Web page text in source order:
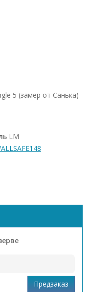
5 (замер от Санька)
LM